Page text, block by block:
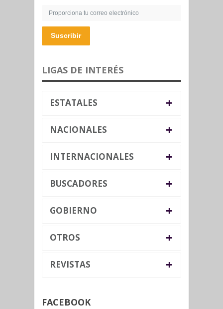
Suscribir
LIGAS DE INTERÉS
ESTATALES +
NACIONALES +
INTERNACIONALES +
BUSCADORES +
GOBIERNO +
OTROS +
REVISTAS +
FACEBOOK